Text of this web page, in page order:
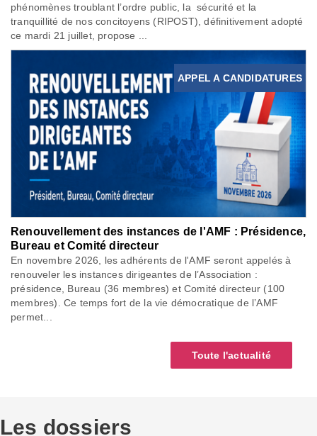
phénomènes troublant l’ordre public, la sécurité et la
tranquillité de nos concitoyens (RIPOST), définitivement adopté
ce mardi 21 juillet, propose ...
APPEL A CANDIDATURES
Renouvellement des instances de l'AMF : Présidence,
Bureau et Comité directeur
En novembre 2026, les adhérents de l'AMF seront appelés à
renouveler les instances dirigeantes de l’Association :
présidence, Bureau (36 membres) et Comité directeur (100
membres). Ce temps fort de la vie démocratique de l’AMF
permet...
Toute l'actualité
Les dossiers